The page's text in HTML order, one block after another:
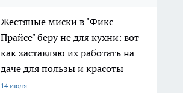
Жестяные миски в "Фикс
Прайсе" беру не для кухни: вот
как заставляю их работать на
даче для пользы и красоты
14 июля